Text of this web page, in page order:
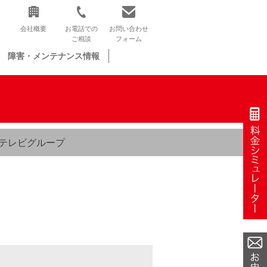
会社概要
お電話での
ご相談
お問い合わせ
フォーム
障害・メンテナンス情報
レビグループ